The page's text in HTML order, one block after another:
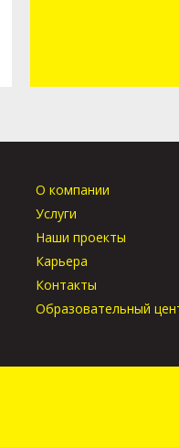
О компании
Услуги
Наши проекты
Карьера
Контакты
Образовательный